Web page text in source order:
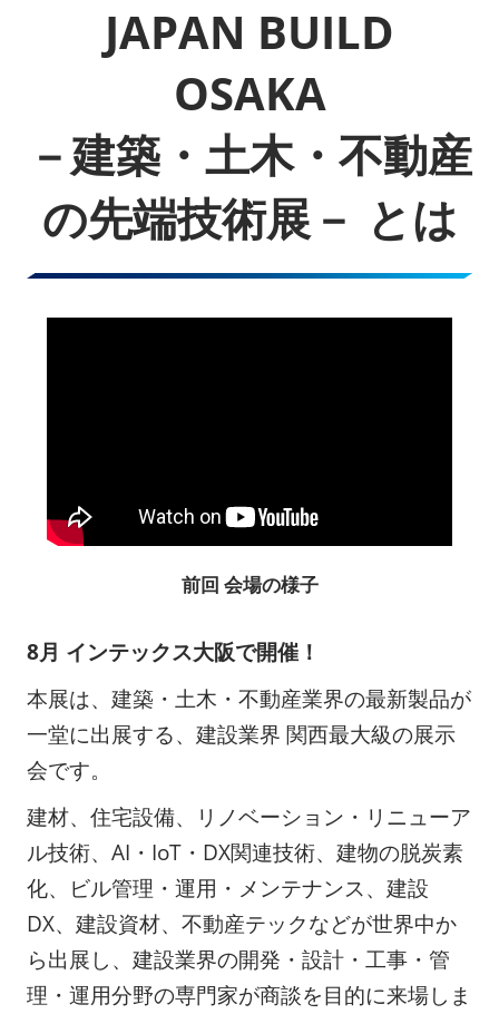
JAPAN BUILD
OSAKA
－建築・土木・不動産
の先端技術展－ とは
前回 会場の様子
8月 インテックス大阪で開催！
本展は、建築・土木・不動産業界の最新製品が
一堂に出展する、建設業界 関西最大級の展示
会です。
建材、住宅設備、リノベーション・リニューア
ル技術、AI・IoT・DX関連技術、建物の脱炭素
化、ビル管理・運用・メンテナンス、建設
DX、建設資材、不動産テックなどが世界中か
ら出展し、建設業界の開発・設計・工事・管
理・運用分野の専門家が商談を目的に来場しま